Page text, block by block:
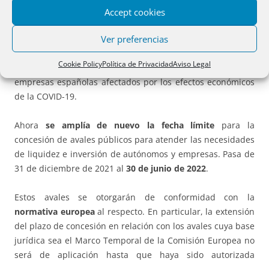
Accept cookies
Ver preferencias
Cookie PolicyPolítica de PrivacidadAviso Legal
Mediante losRDLey 8/2020, de 17 de marzo, y25/2020,
, se introdujerondos líneas de avales
importe de hasta 140.000 millones de euros, destinados a
garantizar la financiación concedida a autónomos y
empresas españolas afectados por los efectos económicos
de la COVID-19.
Ahora se amplía de nuevo la fecha límite para la
concesión de avales públicos para atender las necesidades
de liquidez e inversión de autónomos y empresas. Pasa de
31 de diciembre de 2021 al 30 de junio de 2022.
Estos avales se otorgarán de conformidad con la
normativa europeaal respecto. En particular, la extensión
del plazo de concesión en relación con los avales cuya base
jurídica sea el Marco Temporal de la Comisión Europea no
será de aplicación hasta que haya sido autorizada